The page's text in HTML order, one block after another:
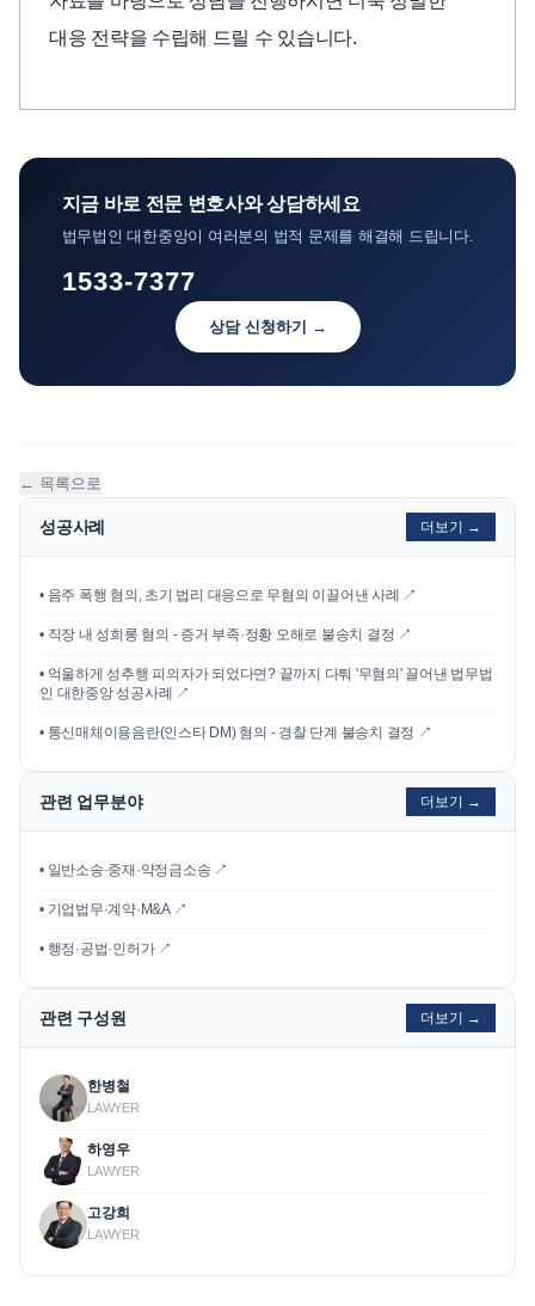
대응 전략을 수립해 드릴 수 있습니다.
지금 바로 전문 변호사와 상담하세요
법무법인 대한중앙이 여러분의 법적 문제를 해결해 드립니다.
1533-7377
상담 신청하기 →
← 목록으로
성공사례 더보기 →
• 음주 폭행 혐의, 초기 법리 대응으로 무혐의 이끌어낸 사례 ↗
• 직장 내 성희롱 혐의 - 증거 부족·정황 오해로 불송치 결정 ↗
• 억울하게 성추행 피의자가 되었다면? 끝까지 다퉈 '무혐의' 끌어낸 법무법
인 대한중앙 성공사례 ↗
• 통신매체이용음란(인스타 DM) 혐의 - 경찰 단계 불송치 결정 ↗
관련 업무분야 더보기 →
• 일반소송·중재·약정금소송 ↗
• 기업법무·계약·M&A ↗
• 행정·공법·인허가 ↗
관련 구성원 더보기 →
한병철
LAWYER
하영우
LAWYER
고강희
LAWYER